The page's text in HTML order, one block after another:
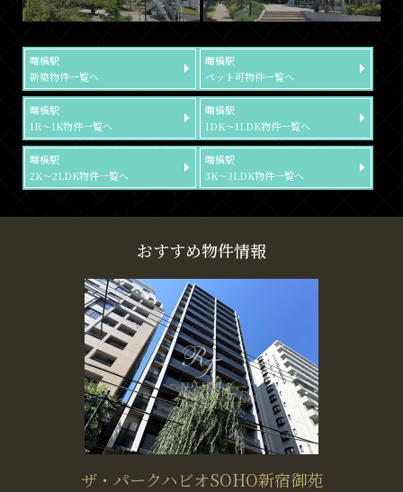
曙橋駅
新築物件一覧へ
曙橋駅
ペット可物件一覧へ
曙橋駅
1R～1K物件一覧へ
曙橋駅
1DK～1LDK物件一覧へ
曙橋駅
2K～2LDK物件一覧へ
曙橋駅
3K～3LDK物件一覧へ
おすすめ物件情報
ザ・パークハビオSOHO新宿御苑